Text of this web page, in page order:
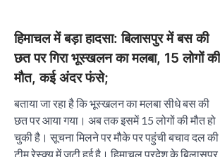
हिमाचल में बड़ा हादसा: बिलासपुर में बस की
छत पर गिरा भूस्खलन का मलबा, 15 लोगों की
मौत, कई अंदर फंसे;
बताया जा रहा है कि भूस्खलन का मलबा सीधे बस की
छत पर आया गया। अब तक इसमें 15 लोगों की मौत हो
चुकी है। सूचना मिलने पर मौके पर पहुंची बचाव दल की
टीम रेस्क्यू में जुटी हुई है। हिमाचल प्रदेश के बिलासपुर